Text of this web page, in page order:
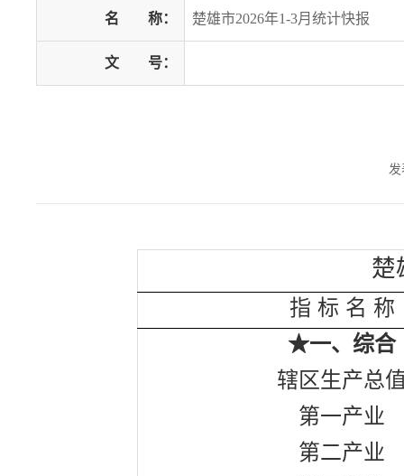
名 称： 楚雄市2026年1-3月统计快报
文 号：
楚
指 标 名 称
★一、综合
辖区生产总
第一产业
第二产业